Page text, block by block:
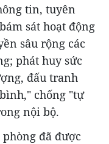
tin, tuyên
sát hoạt động
sâu rộng các
phát huy sức
đấu tranh
chống "tự
nội bộ.
đã được